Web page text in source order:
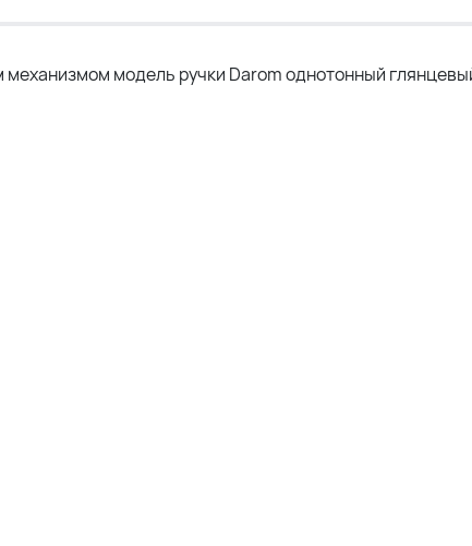
модель ручки Darom однотонный